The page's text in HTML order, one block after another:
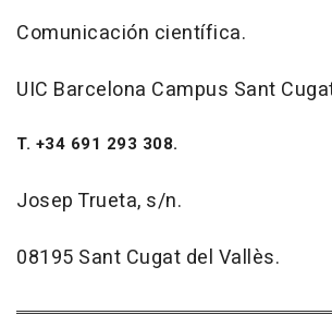
Comunicación científica.
UIC Barcelona Campus Sant
T. +34 691 293 308.
Josep Trueta, s/n.
08195 Sant Cugat del Vallès.